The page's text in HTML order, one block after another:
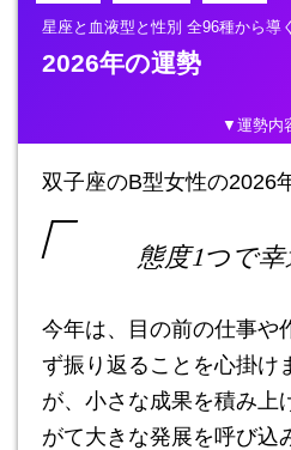
星座と血液型と性別 全96種から導く
2026年の運勢
▼運勢内
双子座のB型女性の2026
態度1つで
今年は、目の前の仕事や
ず振り返ることを心掛け
が、小さな成果を積み上
がて大きな発展を呼び込